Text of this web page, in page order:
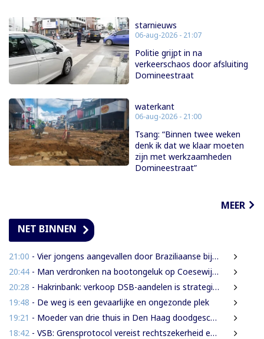
starnieuws
06-aug-2026 - 21:07
Politie grijpt in na
verkeerschaos door afsluiting
Domineestraat
waterkant
06-aug-2026 - 21:00
Tsang: “Binnen twee weken
denk ik dat we klaar moeten
zijn met werkzaamheden
Domineestraat”
MEER
NET BINNEN
21:00 - Vier jongens aangevallen door Braziliaanse bijen tijdens leguanenjacht
20:44 - Man verdronken na bootongeluk op Coesewijnerivier
20:28 - Hakrinbank: verkoop DSB-aandelen is strategische keuze
19:48 - De weg is een gevaarlijke en ongezonde plek
19:21 - Moeder van drie thuis in Den Haag doodgeschoten; verdachte ex-partner opgepakt na vluchten
18:42 - VSB: Grensprotocol vereist rechtszekerheid en harde waarborgen